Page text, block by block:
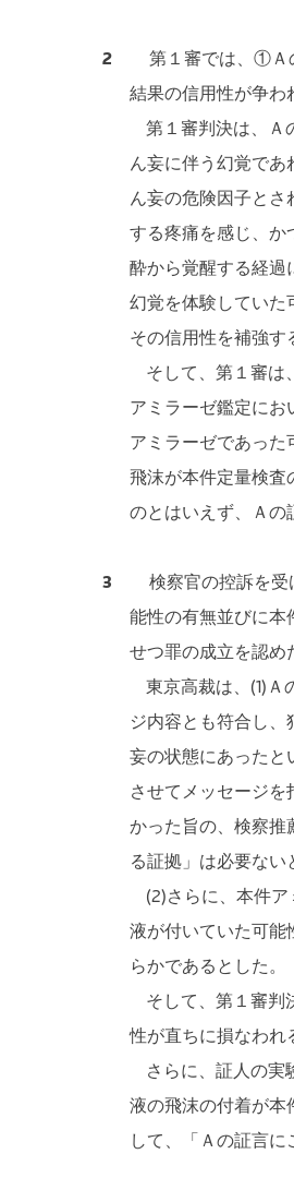
2第１審では、①Ａの性
結果の信用性が争わ
第１審判決は、Ａ
ん妄に伴う幻覚で
ん妄の危険因子と
する疼痛を感じ、か
酔から覚醒する経過
幻覚を体験していた
その信用性を補強す
そして、第１審は
アミラーゼ鑑定に
アミラーゼであっ
飛沫が本件定量検査
のとはいえず、Ａの
3 検察官の控訴を受け
能性の有無並びに本
せつ罪の成立を認め
東京高裁は、(1)Ａ
ジ内容とも符合し
妄の状態にあったと
させてメッセージ
かった旨の、検察推
る証拠」は必要ない
(2)さらに、本件ア
液が付いていた可能
らかであるとした。
そして、第１審判
性が直ちに損なわれ
さらに、証人の実
液の飛沫の付着が本
して、「Ａの証言